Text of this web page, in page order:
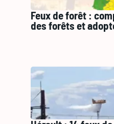
Feux de forêt :
des forêts et